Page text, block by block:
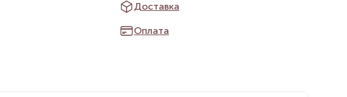
Доставка
Оплата